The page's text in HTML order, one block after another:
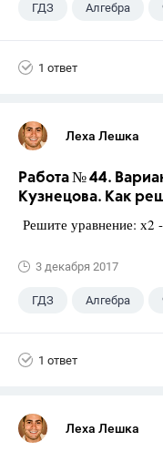
ГДЗ Алгебра
1 ответ
Леха Лешка
Работа № 44.
Кузнецова. Как
Решите уравнение: х2
3 декабря 2017
ГДЗ Алгебра
1 ответ
Леха Лешка